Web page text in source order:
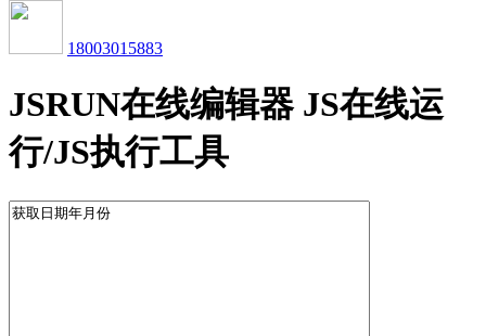
18003015883
JSRUN在线编辑器 JS在线运
行/JS执行工具